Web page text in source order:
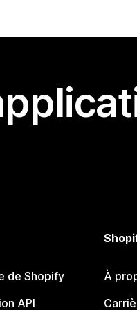
de Shopify
API
À